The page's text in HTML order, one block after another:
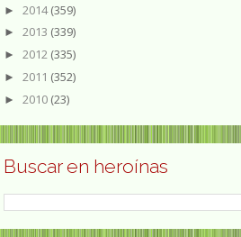
► 2014(359)
► 2013 (339)
► 2012 (335)
► 2011 (352)
► 2010 (23)
Buscar en heroínas